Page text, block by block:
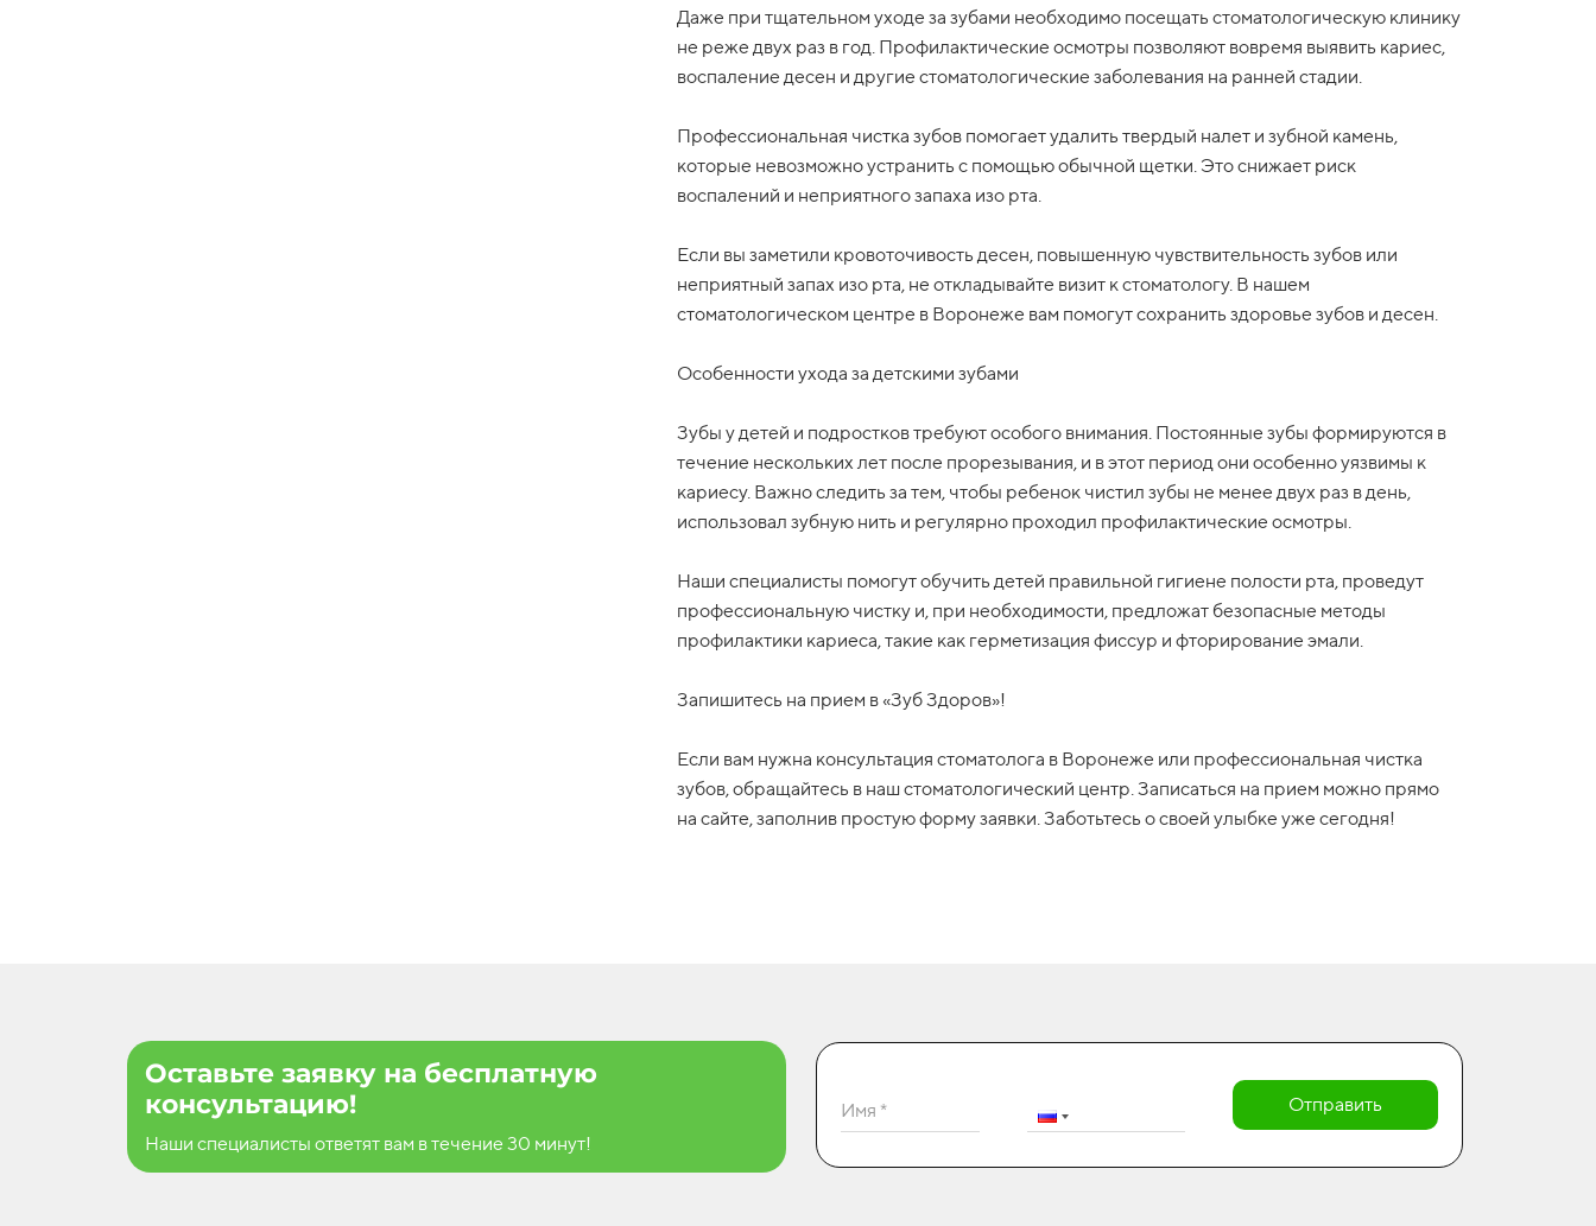
Даже при тщательном уходе за зубами необходимо посещать стоматологическую клинику
не реже двух раз в год. Профилактические осмотры позволяют вовремя выявить кариес,
воспаление десен и другие стоматологические заболевания на ранней стадии.
Профессиональная чистка зубов помогает удалить твердый налет и зубной камень,
которые невозможно устранить с помощью обычной щетки. Это снижает риск
воспалений и неприятного запаха изо рта.
Если вы заметили кровоточивость десен, повышенную чувствительность зубов или
неприятный запах изо рта, не откладывайте визит к стоматологу. В нашем
стоматологическом центре в Воронеже вам помогут сохранить здоровье зубов и десен.
Особенности ухода за детскими зубами
Зубы у детей и подростков требуют особого внимания. Постоянные зубы формируются в
течение нескольких лет после прорезывания, и в этот период они особенно уязвимы к
кариесу. Важно следить за тем, чтобы ребенок чистил зубы не менее двух раз в день,
использовал зубную нить и регулярно проходил профилактические осмотры.
Наши специалисты помогут обучить детей правильной гигиене полости рта, проведут
профессиональную чистку и, при необходимости, предложат безопасные методы
профилактики кариеса, такие как герметизация фиссур и фторирование эмали.
Запишитесь на прием в «Зуб Здоров»!
Если вам нужна консультация стоматолога в Воронеже или профессиональная чистка
зубов, обращайтесь в наш стоматологический центр. Записаться на прием можно прямо
на сайте, заполнив простую форму заявки. Заботьтесь о своей улыбке уже сегодня!
Оставьте заявку на бесплатную
консультацию!
Наши специалисты ответят вам в течение 30 минут!
Имя * Отправить